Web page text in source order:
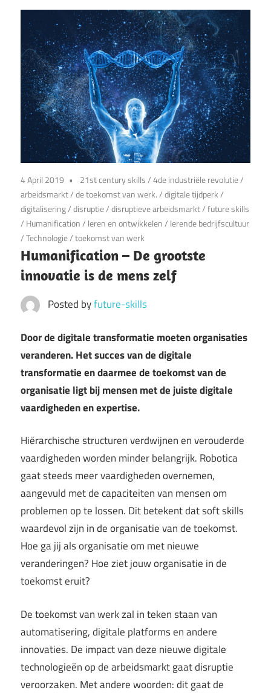
4 April 2019 21st century skills/4de industriële revolutie/
arbeidsmarkt/de toekomst van werk./digitale tijdperk/
digitalisering/disruptie/disruptieve arbeidsmarkt/future skills
/ Humanification/ leren en ontwikkelen/ lerende bedrijfscultuur
/Technologie/toekomst van werk
Humanification – De grootste
innovatie is de mens zelf
Posted byfuture-skills
Door de digitale transformatie moeten organisaties
veranderen. Het succes van de digitale
transformatie en daarmee de toekomst van de
organisatie ligt bij mensen met de juiste digitale
vaardigheden en expertise.
Hiërarchische structuren verdwijnen en verouderde
vaardigheden worden minder belangrijk. Robotica
gaat steeds meer vaardigheden overnemen,
aangevuld met de capaciteiten van mensen om
problemen op te lossen. Dit betekent dat soft skills
waardevol zijn in de organisatie van de toekomst.
Hoe ga jij als organisatie om met nieuwe
veranderingen? Hoe ziet jouw organisatie in de
toekomst eruit?
De toekomst van werk zal in teken staan van
automatisering, digitale platforms en andere
innovaties. De impact van deze nieuwe digitale
technologieën op de arbeidsmarkt gaat disruptie
veroorzaken. Met andere woorden: dit gaat de